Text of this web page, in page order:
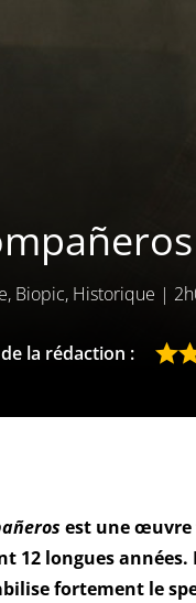
Biopic, Historique |
la rédaction :
est une œuvre
12 longues
fortement le